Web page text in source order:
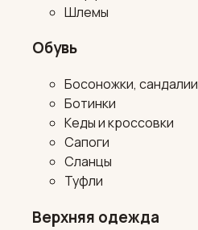
Шлемы
Обувь
Босоножки, сандалии
Ботинки
Кеды и кроссовки
Сапоги
Сланцы
Туфли
Верхняя одежда